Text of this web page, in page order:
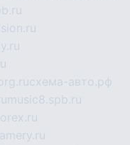
схема-авто.рф
music8.spb.ru